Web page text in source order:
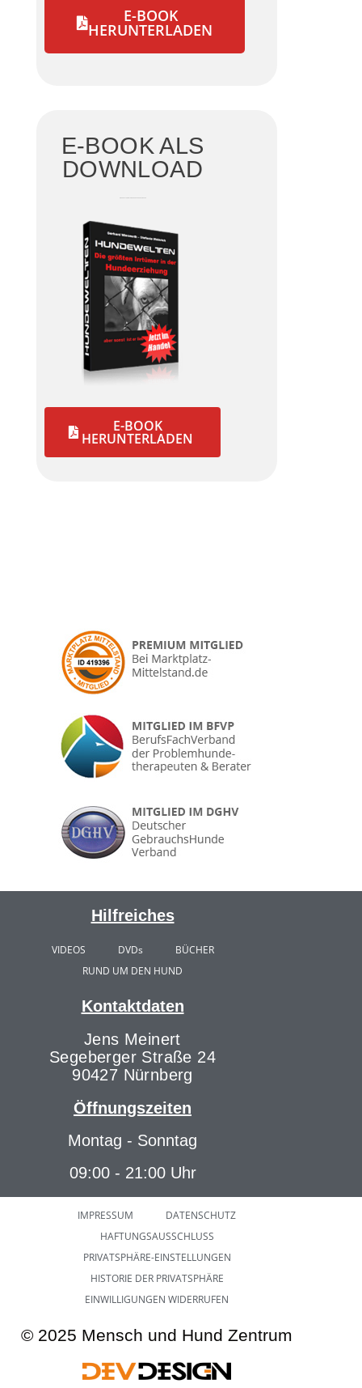
E-BOOK
HERUNTERLADEN
E-BOOK ALS
DOWNLOAD
E-BOOK
HERUNTERLADEN
Hilfreiches
VIDEOS DVDs
BÜCHER
RUND UM DEN HUND
Kontaktdaten
Jens Meinert
Segeberger Straße 24
90427 Nürnberg
Öffnungszeiten
Montag - Sonntag
09:00 - 21:00 Uhr
IMPRESSUM
DATENSCHUTZ
HAFTUNGSAUSSCHLUSS
PRIVATSPHÄRE-EINSTELLUNGEN
HISTORIE DER PRIVATSPHÄRE
EINWILLIGUNGEN WIDERRUFEN
© 2025 Mensch und Hund Zentrum